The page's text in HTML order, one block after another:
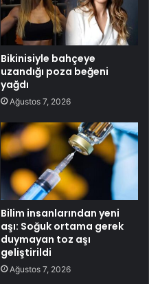
Bikinisiyle bahçeye
uzandığı poza beğeni
yağdı
Ağustos 7, 2026
Bilim insanlarından yeni
aşı: Soğuk ortama gerek
duymayan toz aşı
geliştirildi
Ağustos 7, 2026